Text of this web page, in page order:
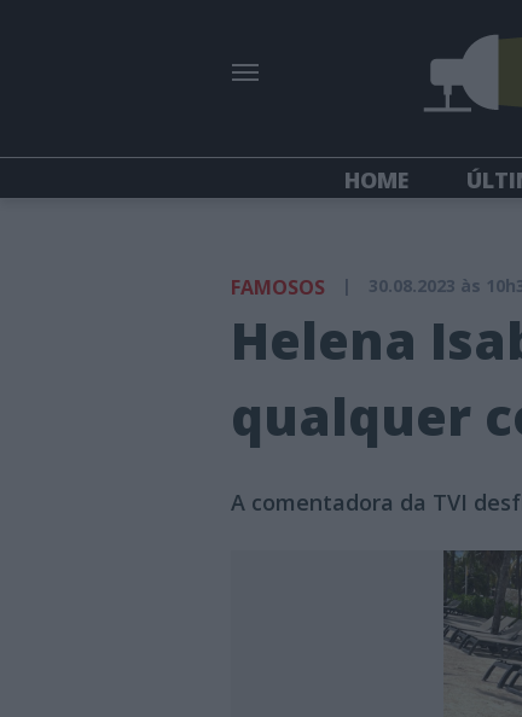
HOME
FAMOSOS | 30.08.2023 às
Helena
qualquer
A comentadora da TVI